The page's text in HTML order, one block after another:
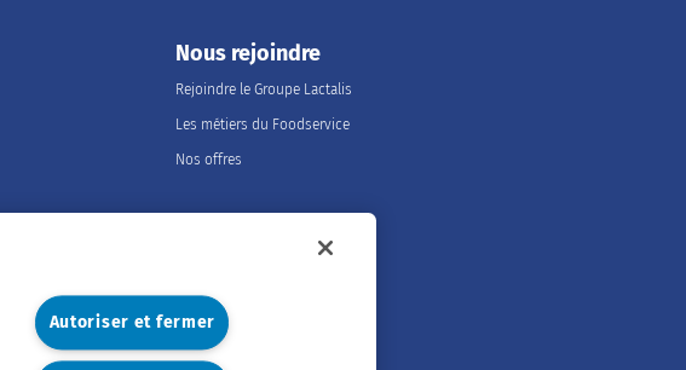
Nous rejoindre
Rejoindre le Groupe Lactalis
Les métiers du Foodservice
Nos offres
Autoriser et fermer